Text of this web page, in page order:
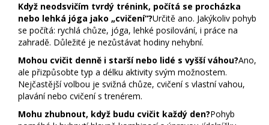
Když neodsvičím tvrdý trénink, počítá se procházka
nebo lehká jóga jako „cvičení“?Určitě ano. Jakýkoliv pohyb
se počítá: rychlá chůze, jóga, lehké posilování, i práce na
zahradě. Důležité je nezůstávat hodiny nehybní.
Mohou cvičit denně i starší nebo lidé s vyšší váhou?Ano,
ale přizpůsobte typ a délku aktivity svým možnostem.
Nejčastější volbou je svižná chůze, cvičení s vlastní vahou,
plavání nebo cvičení s trenérem.
Mohu zhubnout, když budu cvičit každý den?Pohyb